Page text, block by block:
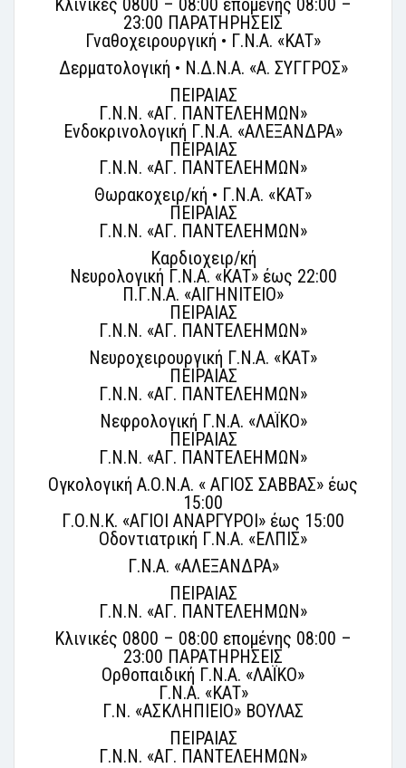
Κλινικές 0800 – 08:00 επομένης 08:00 –
23:00 ΠΑΡΑΤΗΡΗΣΕΙΣ
Γναθοχειρουργική • Γ.Ν.Α. «ΚΑΤ»
Δερματολογική • Ν.Δ.Ν.Α. «Α. ΣΥΓΓΡΟΣ»
ΠΕΙΡΑΙΑΣ
Γ.Ν.Ν. «ΑΓ. ΠΑΝΤΕΛΕΗΜΩΝ»
Ενδοκρινολογική Γ.Ν.Α. «ΑΛΕΞΑΝΔΡΑ»
ΠΕΙΡΑΙΑΣ
Γ.Ν.Ν. «ΑΓ. ΠΑΝΤΕΛΕΗΜΩΝ»
Θωρακοχειρ/κή • Γ.Ν.Α. «ΚΑΤ»
ΠΕΙΡΑΙΑΣ
Γ.Ν.Ν. «ΑΓ. ΠΑΝΤΕΛΕΗΜΩΝ»
Καρδιοχειρ/κή
Νευρολογική Γ.Ν.Α. «ΚΑΤ» έως 22:00
Π.Γ.Ν.Α. «ΑΙΓΗΝΙΤΕΙΟ»
ΠΕΙΡΑΙΑΣ
Γ.Ν.Ν. «ΑΓ. ΠΑΝΤΕΛΕΗΜΩΝ»
Νευροχειρουργική Γ.Ν.Α. «ΚΑΤ»
ΠΕΙΡΑΙΑΣ
Γ.Ν.Ν. «ΑΓ. ΠΑΝΤΕΛΕΗΜΩΝ»
Νεφρολογική Γ.Ν.Α. «ΛΑΪΚΟ»
ΠΕΙΡΑΙΑΣ
Γ.Ν.Ν. «ΑΓ. ΠΑΝΤΕΛΕΗΜΩΝ»
Ογκολογική Α.Ο.Ν.Α. « ΑΓΙΟΣ ΣΑΒΒΑΣ» έως
15:00
Γ.Ο.Ν.Κ. «ΑΓΙΟΙ ΑΝΑΡΓΥΡΟΙ» έως 15:00
Οδοντιατρική Γ.Ν.Α. «ΕΛΠΙΣ»
Γ.Ν.Α. «ΑΛΕΞΑΝΔΡΑ»
ΠΕΙΡΑΙΑΣ
Γ.Ν.Ν. «ΑΓ. ΠΑΝΤΕΛΕΗΜΩΝ»
Κλινικές 0800 – 08:00 επομένης 08:00 –
23:00 ΠΑΡΑΤΗΡΗΣΕΙΣ
Ορθοπαιδική Γ.Ν.Α. «ΛΑΪΚΟ»
Γ.Ν.Α. «ΚΑΤ»
Γ.Ν. «ΑΣΚΛΗΠΙΕΙΟ» ΒΟΥΛΑΣ
ΠΕΙΡΑΙΑΣ
Γ.Ν.Ν. «ΑΓ. ΠΑΝΤΕΛΕΗΜΩΝ»